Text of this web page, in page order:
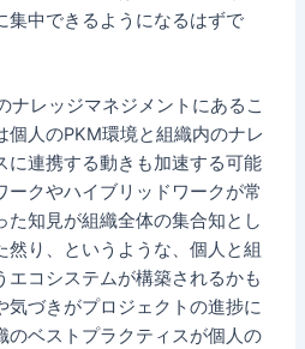
集中できるようになるはずで
ナレッジマネジメントにあるこ
個人のPKM環境と組織内のナレ
に連携する動きも加速する可能
ークやハイブリッドワークが常
た知見が組織全体の集合知とし
然り、というような、個人と組
エコシステムが構築されるかも
気づきがプロジェクトの進捗に
のベストプラクティスが個人の